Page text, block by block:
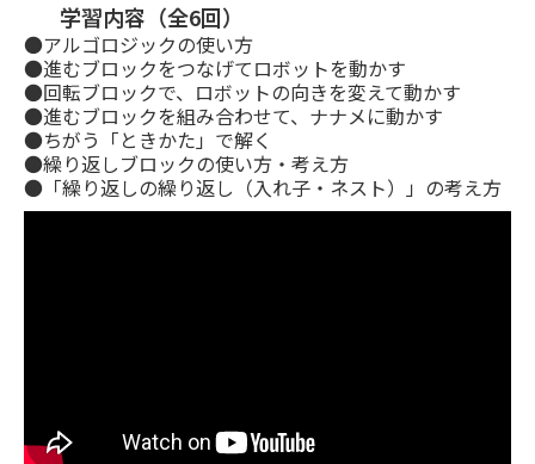
学習内容（全6回）
●アルゴロジックの使い方
●進むブロックをつなげてロボットを動かす
●回転ブロックで、ロボットの向きを変えて動かす
●進むブロックを組み合わせて、ナナメに動かす
●ちがう「ときかた」で解く
●繰り返しブロックの使い方・考え方
●「繰り返しの繰り返し（入れ子・ネスト）」の考え方